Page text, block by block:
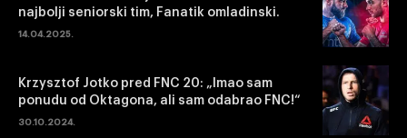
najbolji seniorski tim, Fanatik omladinski.
14.04.2025.
Krzysztof Jotko pred FNC 20: „Imao sam
ponudu od Oktagona, ali sam odabrao FNC!“
30.10.2024.